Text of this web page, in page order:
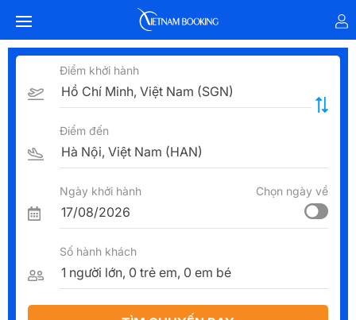
Điểm khởi hành
Điểm đến
Ngày khởi hành Chọn ngày về
Số hành khách